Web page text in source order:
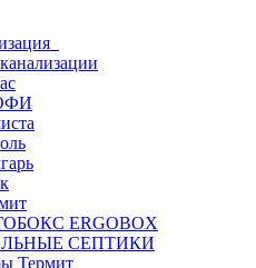
ERGOBOX
СЕПТИКИ
Термит